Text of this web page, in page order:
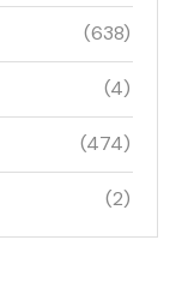
(638)
(4)
(474)
(2)